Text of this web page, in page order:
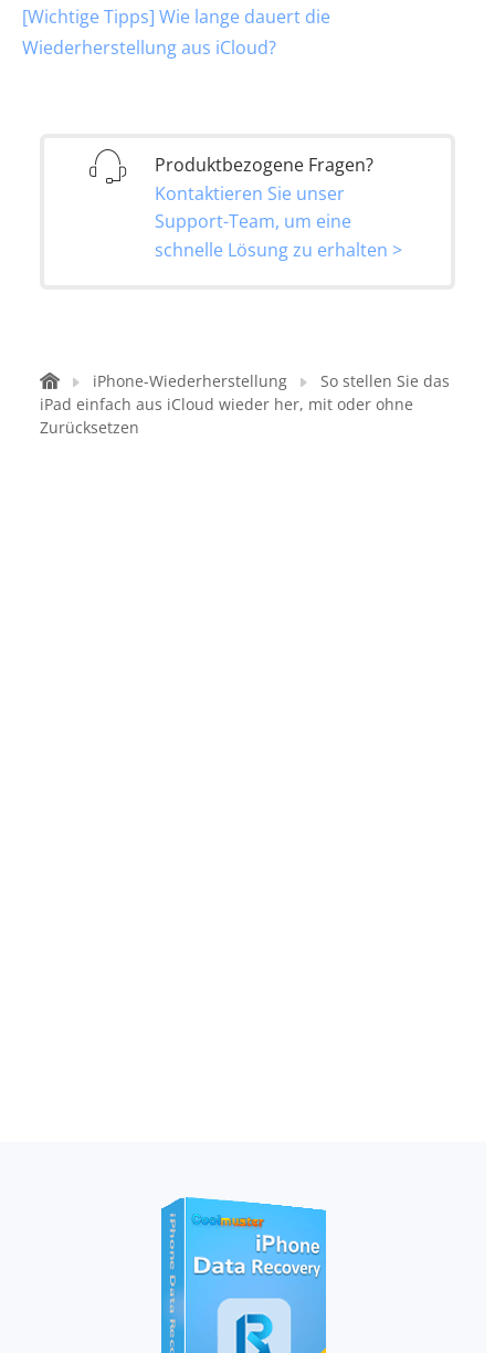
[Wichtige Tipps] Wie lange dauert die
Wiederherstellung aus iCloud?
Produktbezogene Fragen?
Kontaktieren Sie unser
Support-Team, um eine
schnelle Lösung zu erhalten >
iPhone-Wiederherstellung
So stellen Sie das
iPad einfach aus iCloud wieder her, mit oder ohne
Zurücksetzen